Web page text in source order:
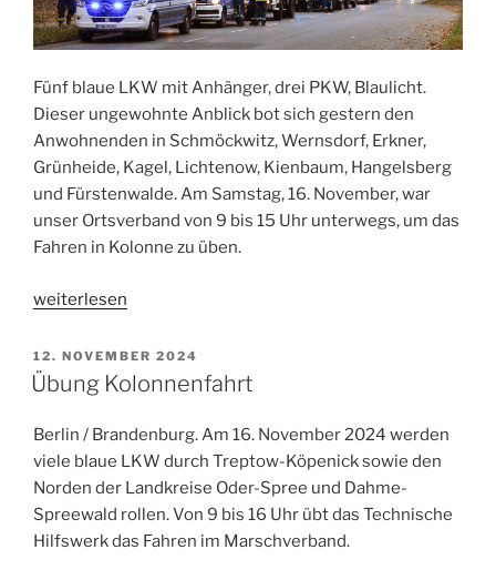
Fünf blaue LKW mit Anhänger, drei PKW, Blaulicht.
Dieser ungewohnte Anblick bot sich gestern den
Anwohnenden in Schmöckwitz, Wernsdorf, Erkner,
Grünheide, Kagel, Lichtenow, Kienbaum, Hangelsberg
und Fürstenwalde. Am Samstag, 16. November, war
unser Ortsverband von 9 bis 15 Uhr unterwegs, um das
Fahren in Kolonne zu üben.
„erfolgreiche
Übung“
weiterlesen
VERÖFFENTLICHT
AM
12. NOVEMBER 2024
Übung Kolonnenfahrt
Berlin / Brandenburg. Am 16. November 2024 werden
viele blaue LKW durch Treptow-Köpenick sowie den
Norden der Landkreise Oder-Spree und Dahme-
Spreewald rollen. Von 9 bis 16 Uhr übt das Technische
Hilfswerk das Fahren im Marschverband.